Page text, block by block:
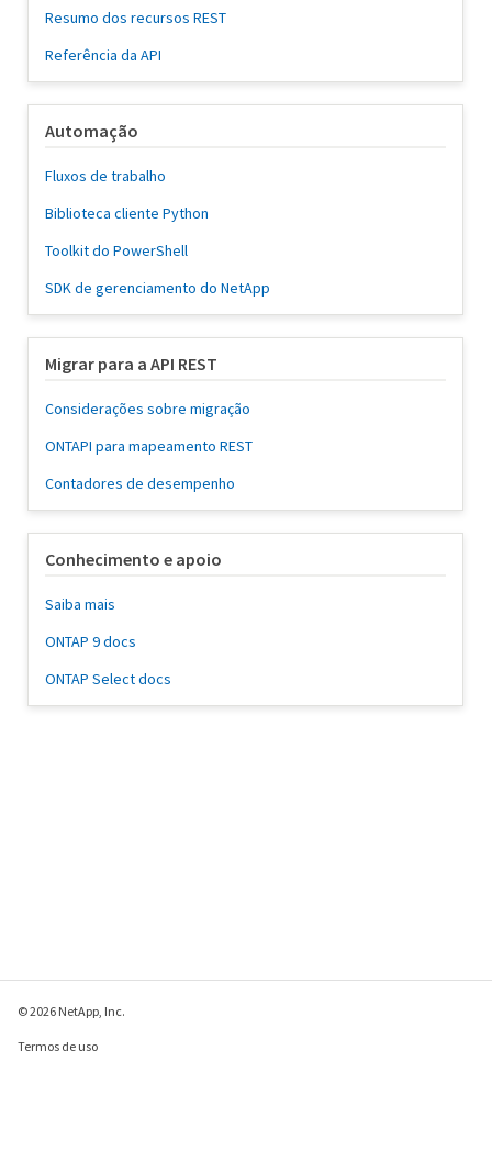
Resumo dos recursos REST
Referência da API
Automação
Fluxos de trabalho
Biblioteca cliente Python
Toolkit do PowerShell
SDK de gerenciamento do NetApp
Migrar para a API REST
Considerações sobre migração
ONTAPI para mapeamento REST
Contadores de desempenho
Conhecimento e apoio
Saiba mais
ONTAP 9 docs
ONTAP Select docs
© 2026 NetApp, Inc.
Termos de uso